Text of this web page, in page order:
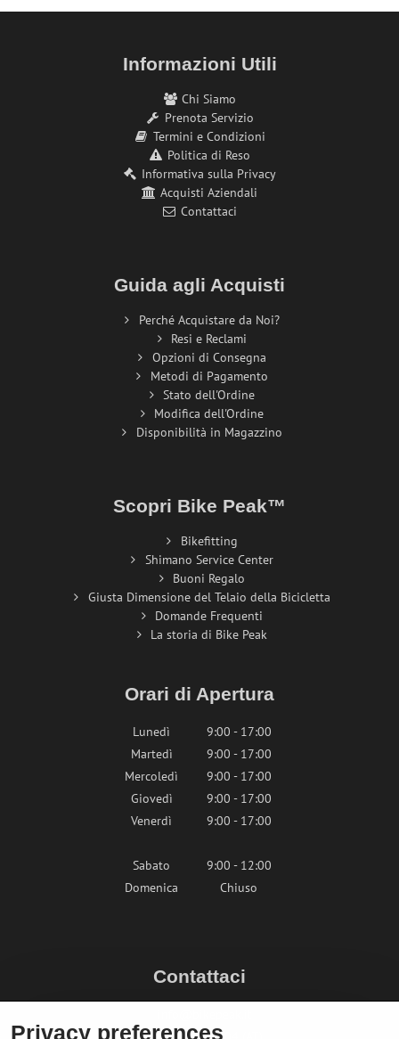
Informazioni Utili
Chi Siamo
Prenota Servizio
Termini e Condizioni
Politica di Reso
Informativa sulla Privacy
Acquisti Aziendali
Contattaci
Guida agli Acquisti
Perché Acquistare da Noi?
Resi e Reclami
Opzioni di Consegna
Metodi di Pagamento
Stato dell'Ordine
Modifica dell'Ordine
Disponibilità in Magazzino
Scopri Bike Peak™
Bikefitting
Shimano Service Center
Buoni Regalo
Giusta Dimensione del Telaio della Bicicletta
Domande Frequenti
La storia di Bike Peak
Orari di Apertura
Lunedì
9:00 - 17:00
Martedì
9:00 - 17:00
Mercoledì
9:00 - 17:00
Giovedì
9:00 - 17:00
Venerdì
9:00 - 17:00
Sabato
9:00 - 12:00
Domenica
Chiuso
Contattaci
Privacy preferences